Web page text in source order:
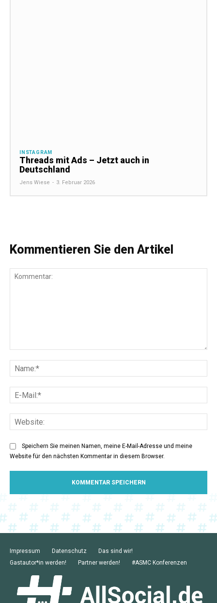
INSTAGRAM
Threads mit Ads – Jetzt auch in
Deutschland
Jens Wiese - 3. Februar 2026
Kommentieren Sie den Artikel
Speichern Sie meinen Namen, meine E-Mail-Adresse und meine
Website für den nächsten Kommentar in diesem Browser.
Impressum Datenschutz
Das sind wir!
Gastautor*in werden!
Partner werden! #ASMC Konferenzen